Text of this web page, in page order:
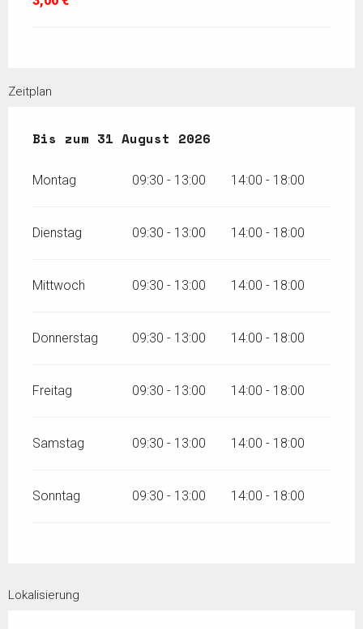
Zeitplan
vom 4 Juli 2026bis zum
Bis zum 31 August 2026
Montag 09:30 - 13:00 14:00 - 18:00
Dienstag 09:30 - 13:00 14:00 - 18:00
Mittwoch 09:30 - 13:00 14:00 - 18:00
Donnerstag 09:30 - 13:00 14:00 - 18:00
Freitag 09:30 - 13:00 14:00 - 18:00
Samstag 09:30 - 13:00 14:00 - 18:00
Sonntag 09:30 - 13:00 14:00 - 18:00
Lokalisierung